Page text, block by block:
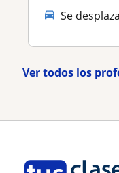
Se
Ver todos los